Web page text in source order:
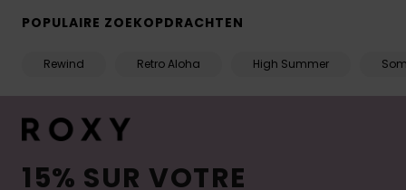
POPULAIRE ZOEKOPDRACHTEN
Rewind Retro Aloha High Summer
15% SUR VOTRE